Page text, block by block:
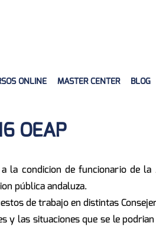
ONLINE MASTER CENTER BLOG
OEAP
la condicion de funcionario de
pública andaluza.
de trabajo en distintas
y las situaciones que se le